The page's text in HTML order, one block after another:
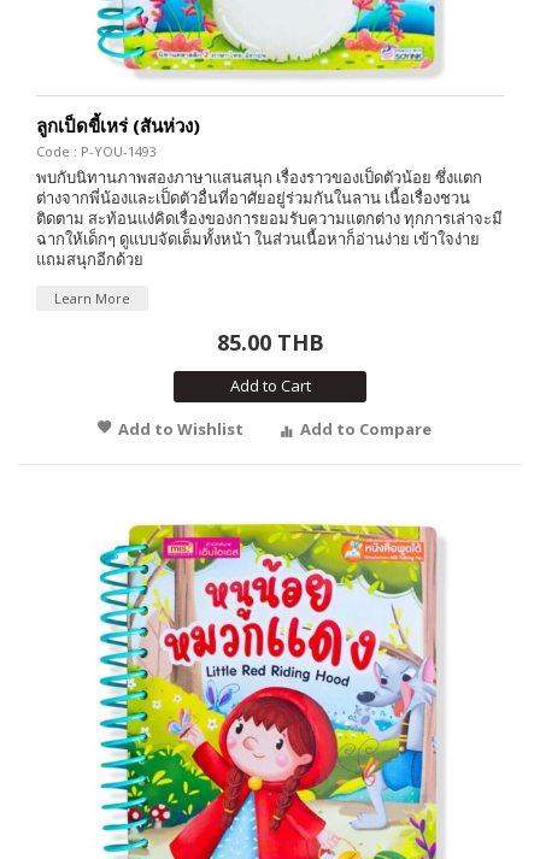
ลูกเป็ดขี้เหร่ (สันห่วง)
Code : P-YOU-1493
พบกับนิทานภาพสองภาษาแสนสนุก เรื่องราวของเป็ดตัวน้อย ซึ่งแตก
ต่างจากพี่น้องและเป็ดตัวอื่นที่อาศัยอยู่ร่วมกันในลาน เนื้อเรื่องชวน
ติดตาม สะท้อนแง่คิดเรื่องของการยอมรับความแตกต่าง ทุกการเล่าจะมี
ฉากให้เด็กๆ ดูแบบจัดเต็มทั้งหน้า ในส่วนเนื้อหาก็อ่านง่าย เข้าใจง่าย
แถมสนุกอีกด้วย
Learn More
85.00 THB
Add to Cart
Add to Wishlist
Add to Compare